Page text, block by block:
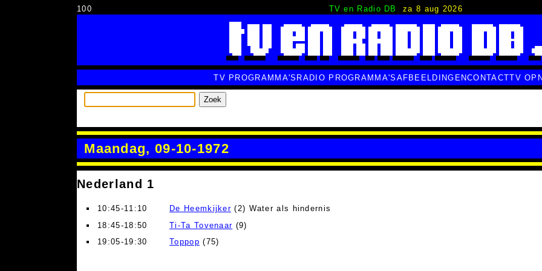
100 TV en Radio DB za 8 aug 2026
TV PROGRAMMA'S RADIO PROGRAMMA'S AFBEELDINGENCONTACTTV
Zoek
Maandag, 09-10-1972
Nederland 1
10:45-11:10 De Heemkijker (2) Water als hindernis
18:45-18:50
Ti-Ta Tovenaar (9)
19:05-19:30
Toppop (75)